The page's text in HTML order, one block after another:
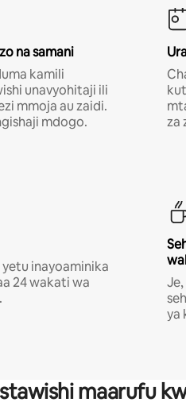
na samani
kamili
unavyohitaji ili
mmoja au zaidi.
mdogo.
za
inayoaminika
24 wakati wa
ya
maarufu